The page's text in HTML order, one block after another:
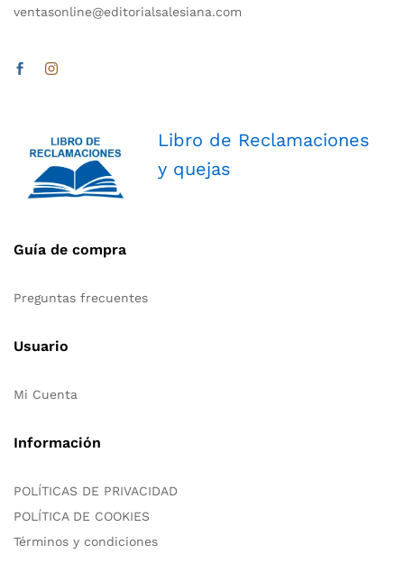
ventasonline@editorialsalesiana.com
Libro de Reclamaciones
y quejas
Guía de compra
Preguntas frecuentes
Usuario
Mi Cuenta
Información
POLÍTICAS DE PRIVACIDAD
POLÍTICA DE COOKIES
Términos y condiciones